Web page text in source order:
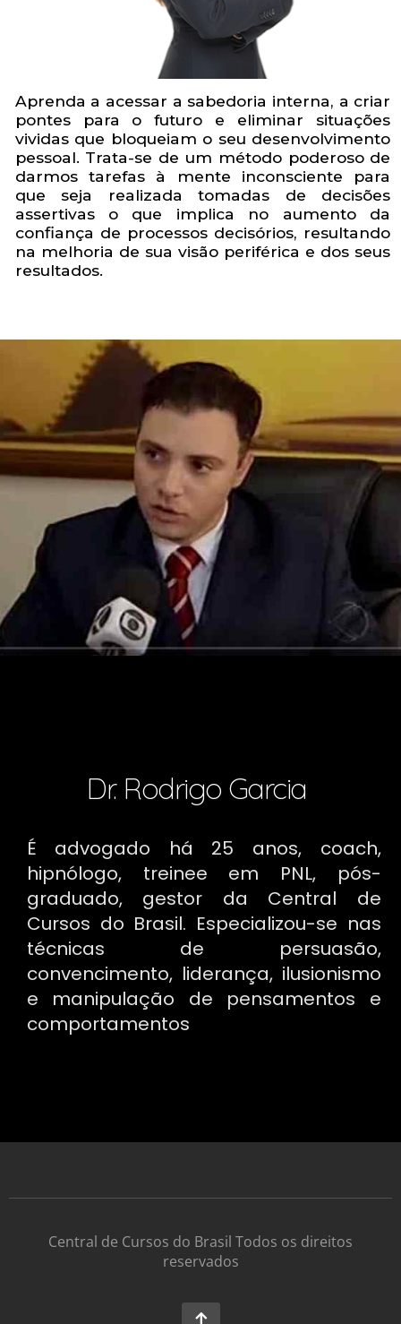
Aprenda a acessar a sabedoria interna, a criar
pontes para o futuro e eliminar situações
vividas que bloqueiam o seu desenvolvimento
pessoal. Trata-se de um método poderoso de
darmos tarefas à mente inconsciente para
que seja realizada tomadas de decisões
assertivas o que implica no aumento da
confiança de processos decisórios, resultando
na melhoria de sua visão periférica e dos seus
resultados.
Dr. Rodrigo Garcia
É advogado há 25 anos, coach,
hipnólogo, treinee em PNL, pós-
graduado, gestor da Central de
Cursos do Brasil. Especializou-se nas
técnicas de persuasão,
convencimento, liderança, ilusionismo
e manipulação de pensamentos e
comportamentos
Central de Cursos do Brasil Todos os direitos
reservados